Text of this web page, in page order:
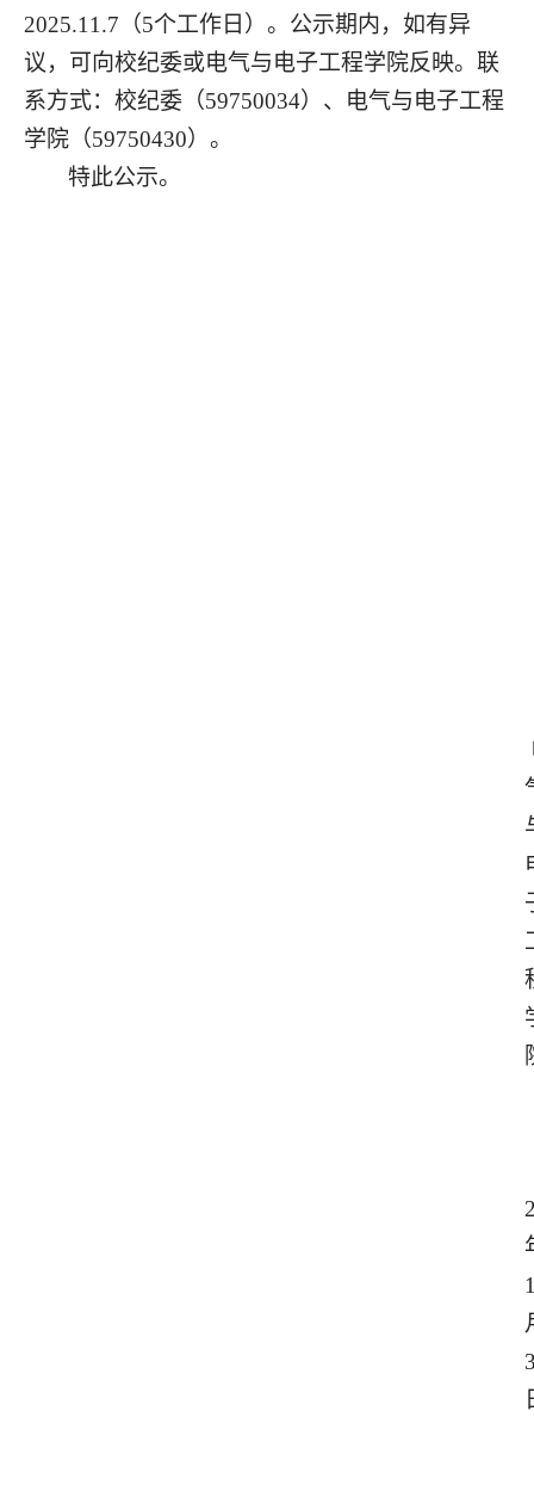
2025.11.7 （5个工作日）。公示期内，如有异
议，可向校纪委或电气与电子工程学院反映。联
系方式：校纪委（59750034）、电气与电子工程
学院（59750430）。
特此公示。